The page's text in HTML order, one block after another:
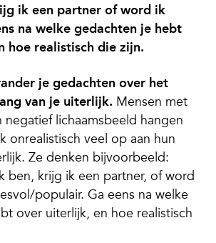
ik een partner of word ik
na welke gedachten je hebt
hoe realistisch die zijn.
je gedachten over het
van je uiterlijk. Mensen met
negatief lichaamsbeeld hangen
onrealistisch veel op aan hun
Ze denken bijvoorbeeld:
ben, krijg ik een partner, of word
populair. Ga eens na welke
over uiterlijk, en hoe realistisch